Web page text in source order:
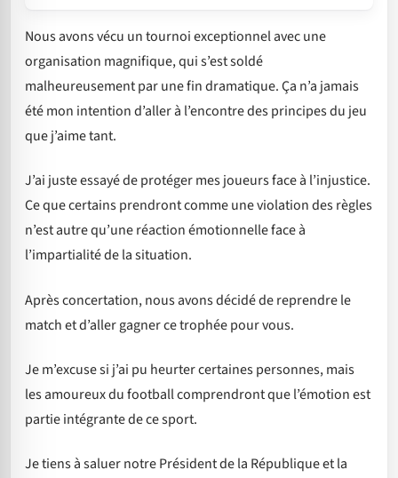
Nous avons vécu un tournoi exceptionnel avec une
organisation magnifique, qui s’est soldé
malheureusement par une fin dramatique. Ça n’a jamais
été mon intention d’aller à l’encontre des principes du jeu
que j’aime tant.
J’ai juste essayé de protéger mes joueurs face à l’injustice.
Ce que certains prendront comme une violation des règles
n’est autre qu’une réaction émotionnelle face à
l’impartialité de la situation.
Après concertation, nous avons décidé de reprendre le
match et d’aller gagner ce trophée pour vous.
Je m’excuse si j’ai pu heurter certaines personnes, mais
les amoureux du football comprendront que l’émotion est
partie intégrante de ce sport.
Je tiens à saluer notre Président de la République et la